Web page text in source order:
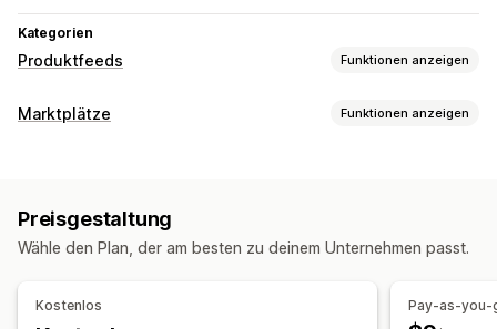
Kategorien
Produktfeeds Funktionen anzeigen
Feed-Anpassung
Synchronisierung von Varianten
Produktsynchronisierung
Marktplätze Funktionen anzeigen
Produktsynchronisierung
Landeswährung Massenupload
Preisgestaltung
Wähle den Plan, der am besten zu deinem Unternehmen passt.
Kostenlos Pay-as-you-